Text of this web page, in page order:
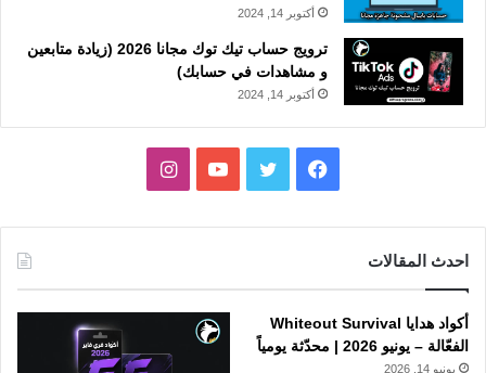
أكتوبر 14, 2024
ترويج حساب تيك توك مجانا 2026 (زيادة متابعين
و مشاهدات في حسابك)
أكتوبر 14, 2024
فيسبوك تويتر يوتيوبانستقرام
احدث المقالات
أكواد هدايا Whiteout Survival
الفعّالة – يونيو 2026 | محدّثة يومياً
يونيو 14, 2026